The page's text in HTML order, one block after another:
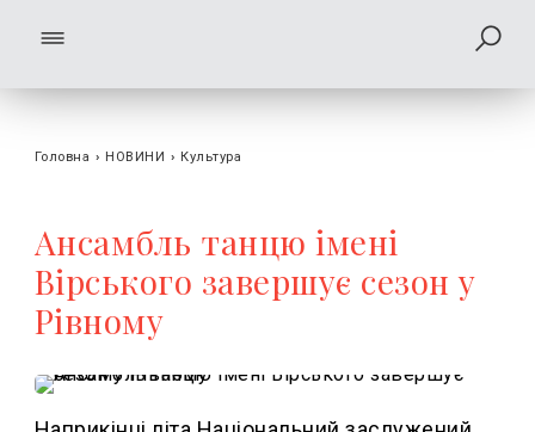
Головна › НОВИНИ › Культура
Ансамбль танцю імені
Вірського завершує сезон у
Рівному